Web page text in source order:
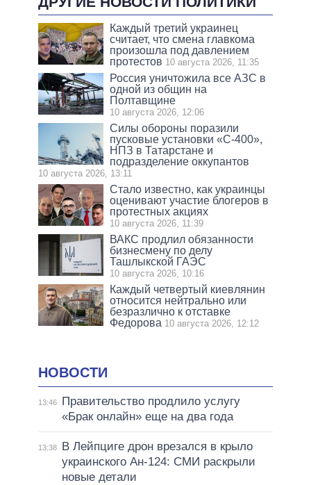
Каждый третий украинец
считает, что смена главкома
произошла под давлением
протестов 10 августа 2026, 11:35
Россия уничтожила все АЗС в
одной из общин на
Полтавщине
10 августа 2026, 12:06
Силы обороны поразили
пусковые установки «С-400»,
НПЗ в Татарстане и
подразделение оккупантов
10 августа 2026, 13:11
Стало известно, как украинцы
оценивают участие блогеров в
протестных акциях
10 августа 2026, 11:39
ВАКС продлил обязанности
бизнесмену по делу
Ташлыкской ГАЭС
10 августа 2026, 10:16
Каждый четвертый киевлянин
относится нейтрально или
безразлично к отставке
Федорова 10 августа 2026, 12:12
НОВОСТИ
13:46
Правительство продлило услугу
«Брак онлайн» еще на два года
13:38
В Лейпциге дрон врезался в крыло
украинского Ан-124: СМИ раскрыли
новые детали